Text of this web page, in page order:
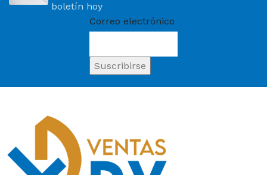
boletín hoy
Correo electrónico